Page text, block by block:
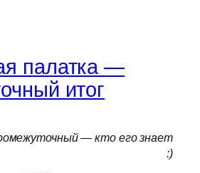
палатка —
итог
— кто его знает
:)